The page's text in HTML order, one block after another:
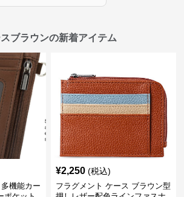
ブラウンの新着アイテム
機能カー
¥2,250 (税込)
フラグメント ケース ブラウン型